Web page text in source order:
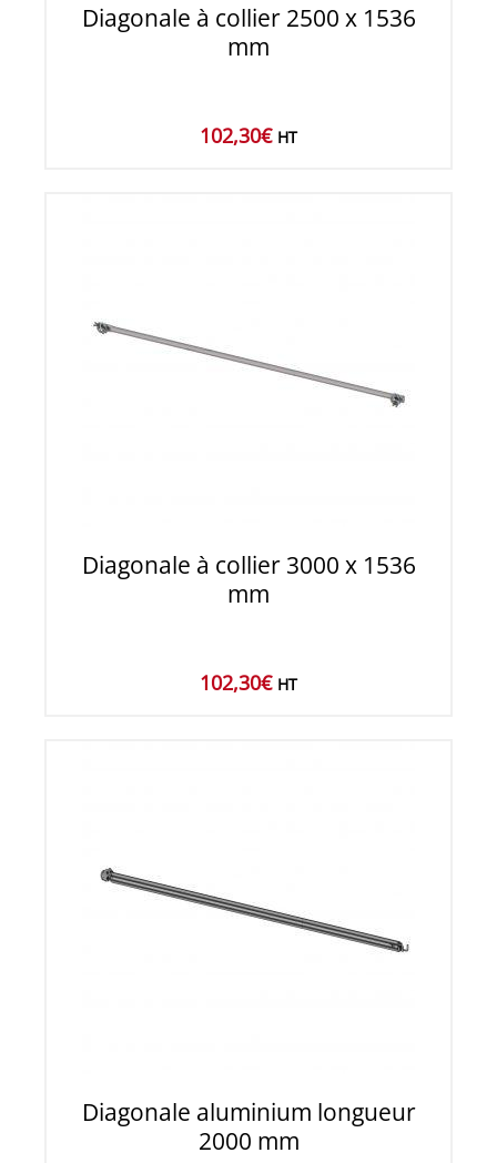
Diagonale à collier 2500 x 1536
mm
102,30€ HT
Diagonale à collier 3000 x 1536
mm
102,30€ HT
Diagonale aluminium longueur
2000 mm